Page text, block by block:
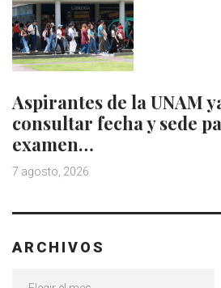
Aspirantes de la UNAM
consultar fecha y sede
examen…
7 agosto, 2026
ARCHIVOS